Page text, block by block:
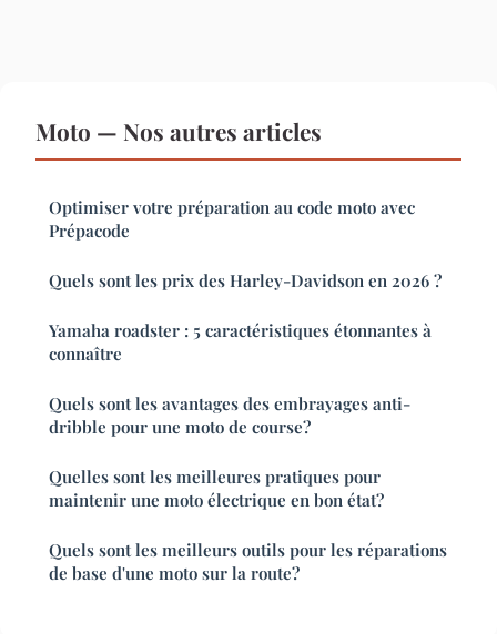
Moto — Nos autres articles
Optimiser votre préparation au code moto avec
Prépacode
Quels sont les prix des Harley-Davidson en 2026 ?
Yamaha roadster : 5 caractéristiques étonnantes à
connaître
Quels sont les avantages des embrayages anti-
dribble pour une moto de course?
Quelles sont les meilleures pratiques pour
maintenir une moto électrique en bon état?
Quels sont les meilleurs outils pour les réparations
de base d'une moto sur la route?